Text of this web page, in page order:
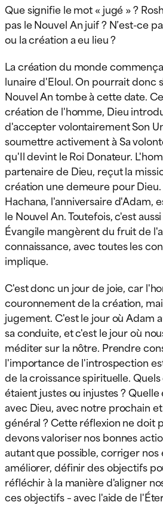
Que signifie le mot « jugé » ?
pas le Nouvel An juif ? N’est-ce
ou la création a eu lieu ?
La création du monde
lunaire d'Eloul. On pourrait donc
Nouvel An tombe à cette date.
création de l'homme, Dieu
d'accepter volontairement Son
soumettre activement à Sa
qu'Il devint le Roi Donateur.
partenaire de Dieu, reçut la
création une demeure pour
Hachana, l'anniversaire d'Adam,
le Nouvel An. Toutefois, c'est
Évangile mangèrent du fruit de
connaissance, avec toutes les
implique.
C'est donc un jour de joie, car
couronnement de la création,
jugement. C'est le jour où Adam
sa conduite, et c'est le jour où
méditer sur la nôtre. Prendre
l'importance de l'introspection
de la croissance spirituelle.
étaient justes ou injustes ?
avec Dieu, avec notre prochain
général ? Cette réflexion ne doit
devons valoriser nos bonnes
autant que possible, corriger nos
améliorer, définir des objectifs
réfléchir à la manière d'aligner
ces objectifs – avec l'aide de